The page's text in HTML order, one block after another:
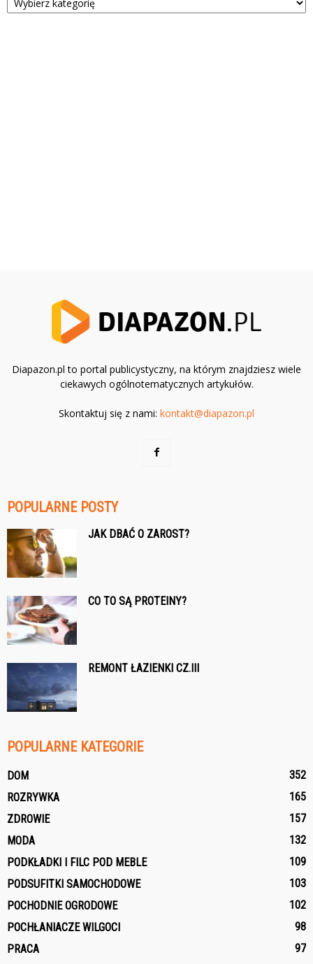
Diapazon.pl to portal publicystyczny, na którym znajdziesz wiele
ciekawych ogólnotematycznych artykułów.
Skontaktuj się z nami: kontakt@diapazon.pl
POPULARNE POSTY
JAK DBAĆ O ZAROST?
CO TO SĄ PROTEINY?
REMONT ŁAZIENKI CZ.III
POPULARNE KATEGORIE
DOM
352
ROZRYWKA
165
ZDROWIE
157
MODA
132
PODKŁADKI I FILC POD MEBLE
109
PODSUFITKI SAMOCHODOWE
103
POCHODNIE OGRODOWE
102
POCHŁANIACZE WILGOCI
98
PRACA
97